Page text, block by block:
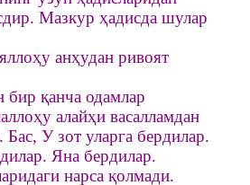
Мазкур ҳадисда шулар
анҳудан ривоят
бир қанча одамлар
алайҳи васалламдан
У зот уларга бердилар.
Яна бердилар.
нарса қолмади.